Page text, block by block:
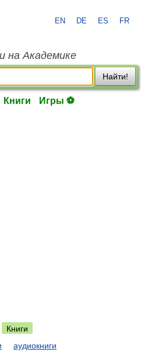
EN DE ES FR
на Академике
Найти!
Книги Игры ⚽
Книги
аудиокниги